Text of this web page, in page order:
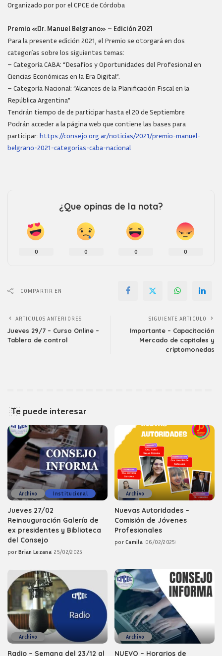
Organizado por por el CPCE de Córdoba
Premio «Dr. Manuel Belgrano» – Edición 2021
Para la presente edición 2021, el Premio se otorgará en dos
categorías sobre los siguientes temas:
– Categoría CABA: “Desafíos y Oportunidades del Profesional en
Ciencias Económicas en la Era Digital”.
– Categoría Nacional: “Alcances de la Planificación Fiscal en la
República Argentina”
Tendrán tiempo de de participar hasta el 20 de Septiembre
Podrán acceder a la página web que contiene las bases para
participar: https://consejo.org.ar/noticias/2021/premio-manuel-
belgrano-2021-categorias-caba-nacional
¿Que opinas de la nota?
0 0 0 0
COMPARTIR EN
ARTICULOS ANTERIORES
Jueves 29/7 – Curso Online –
Tablero de control
SIGUIENTE ARTICULO
Importante – Capacitación
Mercado de capitales y
criptomonedas
Te puede interesar
Archivo Institucional
Jueves 27/02
Reinauguración Galería de
ex presidentes y Biblioteca
del Consejo
Posted
por Brian Lezana 25/02/2025
Archivo
Nuevas Autoridades –
Comisión de Jóvenes
Profesionales
Posted
por Camila 06/02/2025
Archivo
Radio – Semana del 23/12 al
Archivo
NUEVO – Horarios de